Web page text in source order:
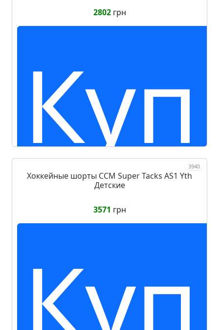
2802грн
3940
Хоккейные шорты CCM Super Tacks AS1 Yth
Детские
3571 грн